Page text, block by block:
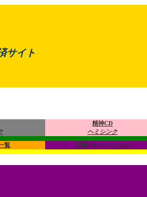
サイト
精神CD
ヘミシンク
覧 精神CD へミシンク